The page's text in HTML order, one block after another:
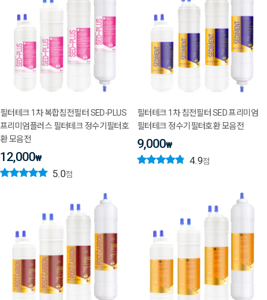
필터테크 1차 복합침전필터 SED-PLUS
프리미엄플러스 필터테크 정수기필터호
환 모음전
12,000₩
5.0점
필터테크 1차 침전필터 SED 프리미엄
필터테크 정수기필터호환 모음전
9,000₩
4.9점